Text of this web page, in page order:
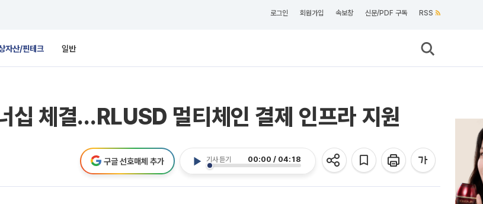
로그인 회원가입 속보창 신문/PDF 구독 RSS
자산/핀테크 일반
십 체결…RLUSD 멀티체인 결제 인프라 지원
기사 듣기 00:00 / 04:18
구글 선호매체 추가